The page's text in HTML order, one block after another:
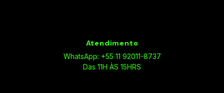
Atendimento
WhatsApp: +55 11 92011-8737
Das 11H ÀS 15HRS